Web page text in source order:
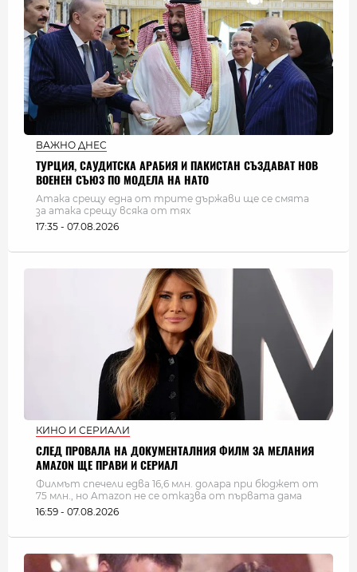
ВАЖНО ДНЕС
ТУРЦИЯ, САУДИТСКА АРАБИЯ И ПАКИСТАН СЪЗДАВАТ НОВ
ВОЕНЕН СЪЮЗ ПО МОДЕЛА НА НАТО
Атака срещу една от трите държави ще се смята
за атака срещу всяка от тях
17:35 - 07.08.2026
КИНО И СЕРИАЛИ
СЛЕД ПРОВАЛА НА ДОКУМЕНТАЛНИЯ ФИЛМ ЗА МЕЛАНИЯ
AMAZON ЩЕ ПРАВИ И СЕРИАЛ
Филмът спечели едва 16,6 млн. долара при бюджет от
75 млн., но Amazon не се отказва от първата дама
16:59 - 07.08.2026